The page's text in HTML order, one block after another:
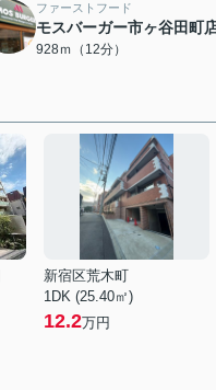
ファーストフード
モスバーガー市ヶ谷田町
928ｍ（12分）
新宿区荒木町
1DK (25.40㎡)
12.2万円